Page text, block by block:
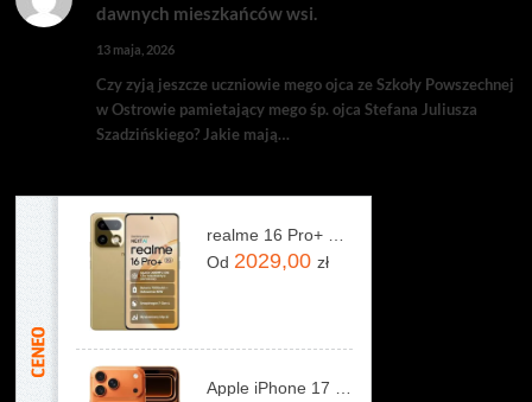
dawnych mieszkańców wsi.
13 maja, 2026
Czy zyją jeszcze uczniowie mego ojca ze Szkoły Powszechnej
w Ostrowie pamietający mego śp. ojca Stefana Juliusza
Szadzińskiego? Jakie mają…
Od 2029,00 zł